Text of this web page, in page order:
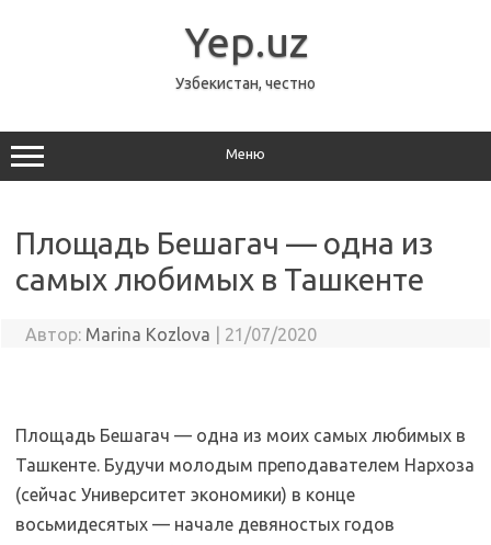
Yep.uz
Узбекистан, честно
Меню
Площадь Бешагач — одна из
самых любимых в Ташкенте
Автор: Marina Kozlova 21/07/2020
Площадь Бешагач — одна из моих самых любимых в
Ташкенте. Будучи молодым преподавателем Нархоза
(сейчас Университет экономики) в конце
восьмидесятых — начале девяностых годов